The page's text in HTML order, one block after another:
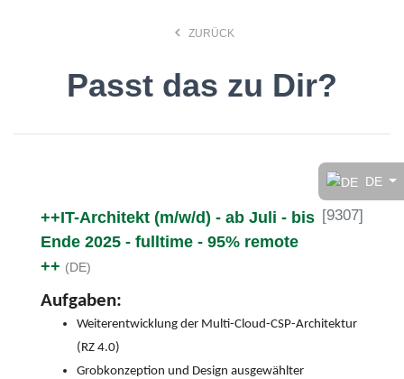
DE
Finde den Job, der Dir
search
Deutsch
keyboard_arrow_left ZURÜCK
Passt das zu Dir?
++IT-Architekt (m/w/d) - ab Juli - bis
Ende 2025 - fulltime - 95% remote
++ (DE)
[9307]
Aufgaben:
Weiterentwicklung der Multi-Cloud-CSP-Architektur
(RZ 4.0)
Grobkonzeption und Design ausgewählter